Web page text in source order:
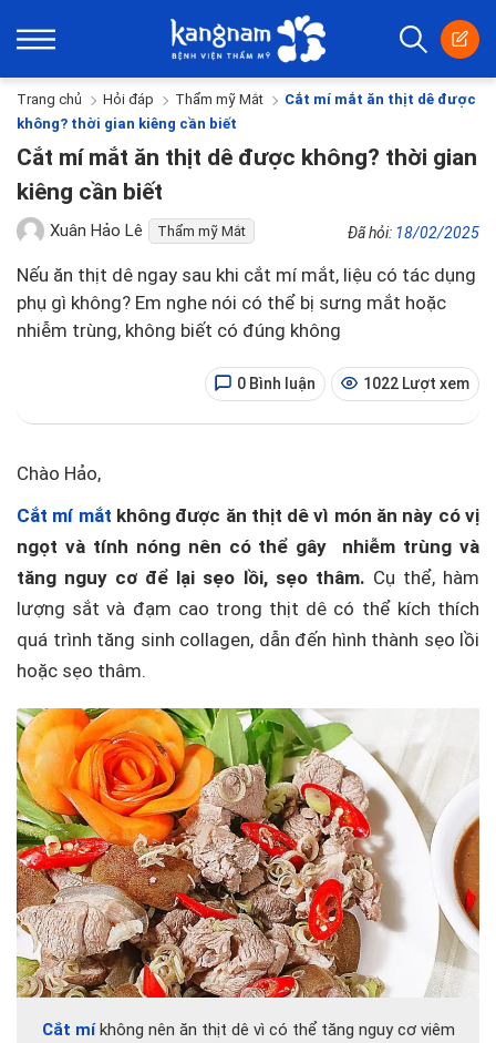
Trang chủ Hỏi đáp Thẩm mỹ Mắt
Cắt mí mắt ăn thịt dê được
không? thời gian kiêng cần biết
Cắt mí mắt ăn thịt dê được không? thời gian
kiêng cần biết
Xuân Hảo Lê Thẩm mỹ Mắt Đã hỏi: 18/02/2025
Nếu ăn thịt dê ngay sau khi cắt mí mắt, liệu có tác dụng
phụ gì không? Em nghe nói có thể bị sưng mắt hoặc
nhiễm trùng, không biết có đúng không
0 Bình luận 1022 Lượt xem
Chào Hảo,
Cắt mí mắt không được ăn thịt dê vì món ăn này có vị
ngọt và tính nóng nên có thể gây nhiễm trùng và
tăng nguy cơ để lại sẹo lồi, sẹo thâm. Cụ thể, hàm
lượng sắt và đạm cao trong thịt dê có thể kích thích
quá trình tăng sinh collagen, dẫn đến hình thành sẹo lồi
hoặc sẹo thâm.
Cắt míkhông nên ăn thịt dê vì có thể tăng nguy cơ viêm